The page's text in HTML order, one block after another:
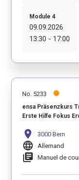
Module 4
09.09.2026
13:30 - 17:00
No. 5233
ensa Präsenzkurs
Erste Hilfe Fokus
location_on 3000 Bern
language Allemand
library_books Manuel de